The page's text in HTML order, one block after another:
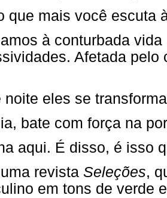
que mais você escuta
à conturbada
Afetada
noite eles se
bate com força na
aqui. É disso, é isso
revista Seleções,
em tons de verde